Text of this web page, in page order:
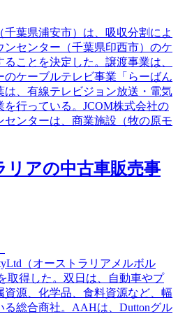
葉県浦安市）は、吸収分割によ
ンセンター（千葉県印西市）のケ
ことを決定した。譲渡事業は、
ケーブルテレビ事業「らーばん
は、有線テレビジョン放送・電気
行っている。JCOM株式会社の
ンターは、商業施設（牧の原モ
リアの中古車販売事
（オーストラリアメルボル
取得した。双日は、自動車やプ
源、化学品、食料資源など、幅
る総合商社。AAHは、Duttonグル